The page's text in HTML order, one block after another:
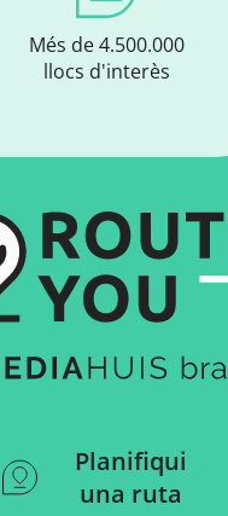
Més de 4.500.000
llocs d'interès
Planifiqui
una ruta